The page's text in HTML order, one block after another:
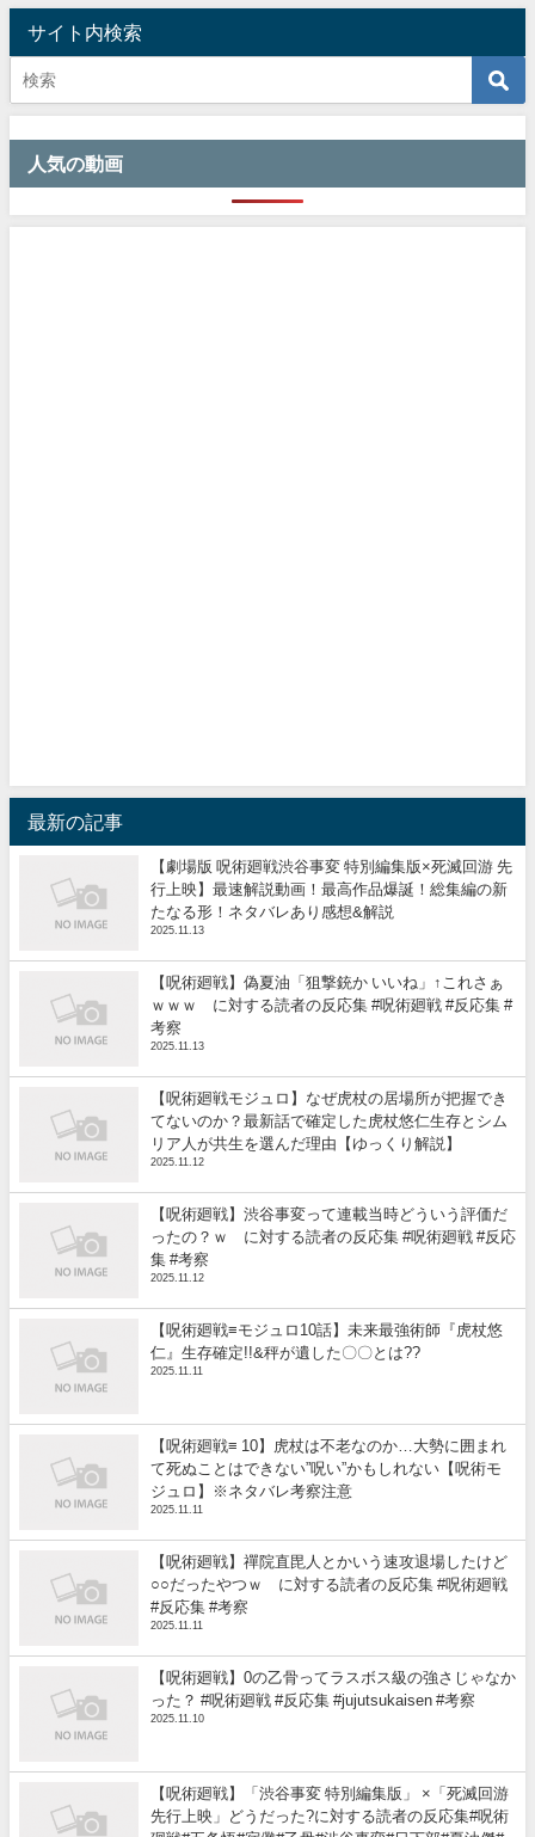
サイト内検索
人気の動画
最新の記事
【劇場版 呪術廻戦渋谷事変 特別編集版×死滅回游 先
行上映】最速解説動画！最高作品爆誕！総集編の新
たなる形！ネタバレあり感想&解説
2025.11.13
【呪術廻戦】偽夏油「狙撃銃か いいね」↑これさぁ
ｗｗｗ に対する読者の反応集 #呪術廻戦 #反応集 #
考察
2025.11.13
【呪術廻戦モジュロ】なぜ虎杖の居場所が把握でき
てないのか？最新話で確定した虎杖悠仁生存とシム
リア人が共生を選んだ理由【ゆっくり解説】
2025.11.12
【呪術廻戦】渋谷事変って連載当時どういう評価だ
ったの？ｗ に対する読者の反応集 #呪術廻戦 #反応
集 #考察
2025.11.12
【呪術廻戦≡モジュロ10話】未来最強術師『虎杖悠
仁』生存確定!!&秤が遺した〇〇とは??
2025.11.11
【呪術廻戦≡ 10】虎杖は不老なのか…大勢に囲まれ
て死ぬことはできない”呪い”かもしれない【呪術モ
ジュロ】※ネタバレ考察注意
2025.11.11
【呪術廻戦】禪院直毘人とかいう速攻退場したけど
○○だったやつｗ に対する読者の反応集 #呪術廻戦
#反応集 #考察
2025.11.11
【呪術廻戦】0の乙骨ってラスボス級の強さじゃなか
った？ #呪術廻戦 #反応集 #jujutsukaisen #考察
2025.11.10
【呪術廻戦】「渋谷事変 特別編集版」 ×「死滅回游
先行上映」どうだった?に対する読者の反応集#呪術